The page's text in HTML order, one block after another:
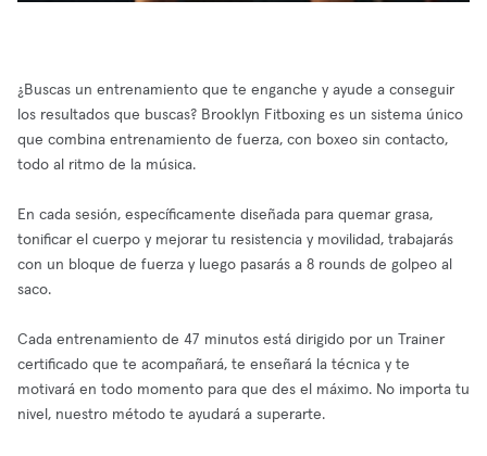
¿Buscas un entrenamiento que te enganche y ayude a conseguir
los resultados que buscas? Brooklyn Fitboxing es un sistema único
que combina entrenamiento de fuerza, con boxeo sin contacto,
todo al ritmo de la música.
En cada sesión, específicamente diseñada para quemar grasa,
tonificar el cuerpo y mejorar tu resistencia y movilidad, trabajarás
con un bloque de fuerza y luego pasarás a 8 rounds de golpeo al
saco.
Cada entrenamiento de 47 minutos está dirigido por un Trainer
certificado que te acompañará, te enseñará la técnica y te
motivará en todo momento para que des el máximo. No importa tu
nivel, nuestro método te ayudará a superarte.